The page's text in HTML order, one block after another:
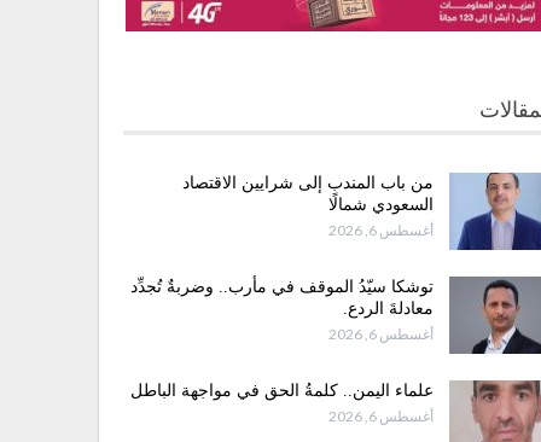
من باب المندب إلى شرايين الاقتصاد
السعودي شمالًا
أغسطس 6, 2026
توشكا سيّدُ الموقف في مأرب.. وضربةٌ تُجدِّد
معادلةَ الردع.
أغسطس 6, 2026
علماء اليمن.. كلمةُ الحق في مواجهة الباطل
أغسطس 6, 2026